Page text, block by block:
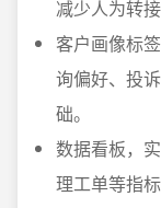
减少人为转接
客户画像标
询偏好、投
础。
数据看板，
理工单等指